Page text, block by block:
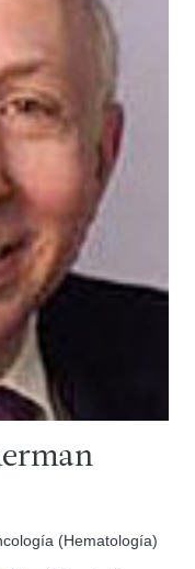
(Hematología)